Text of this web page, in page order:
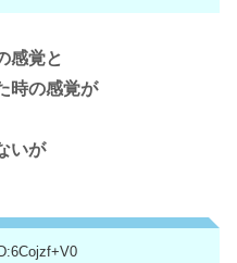
感覚と
時の感覚が
いが
ID:6Cojzf+V0